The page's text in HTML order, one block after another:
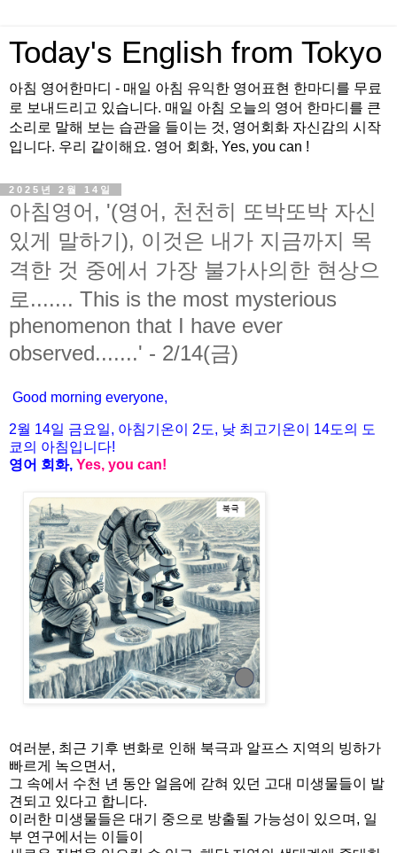
Today's English from Tokyo
아침 영어한마디 - 매일 아침 유익한 영어표현 한마디를 무료
로 보내드리고 있습니다. 매일 아침 오늘의 영어 한마디를 큰
소리로 말해 보는 습관을 들이는 것, 영어회화 자신감의 시작
입니다. 우리 같이해요. 영어 회화, Yes, you can !
2025년 2월 14일
아침영어, '(영어, 천천히 또박또박 자신
있게 말하기), 이것은 내가 지금까지 목
격한 것 중에서 가장 불가사의한 현상으
로....... This is the most mysterious
phenomenon that I have ever
observed.......' - 2/14(금)
Good morning everyone,
2월 14일 금요일, 아침기온이 2도, 낮 최고기온이 14도의 도
쿄의 아침입니다!
영어 회화, Yes, you can!
여러분, 최근 기후 변화로 인해 북극과 알프스 지역의 빙하가
빠르게 녹으면서,
그 속에서 수천 년 동안 얼음에 갇혀 있던 고대 미생물들이 발
견되고 있다고 합니다.
이러한 미생물들은 대기 중으로 방출될 가능성이 있으며, 일
부 연구에서는 이들이